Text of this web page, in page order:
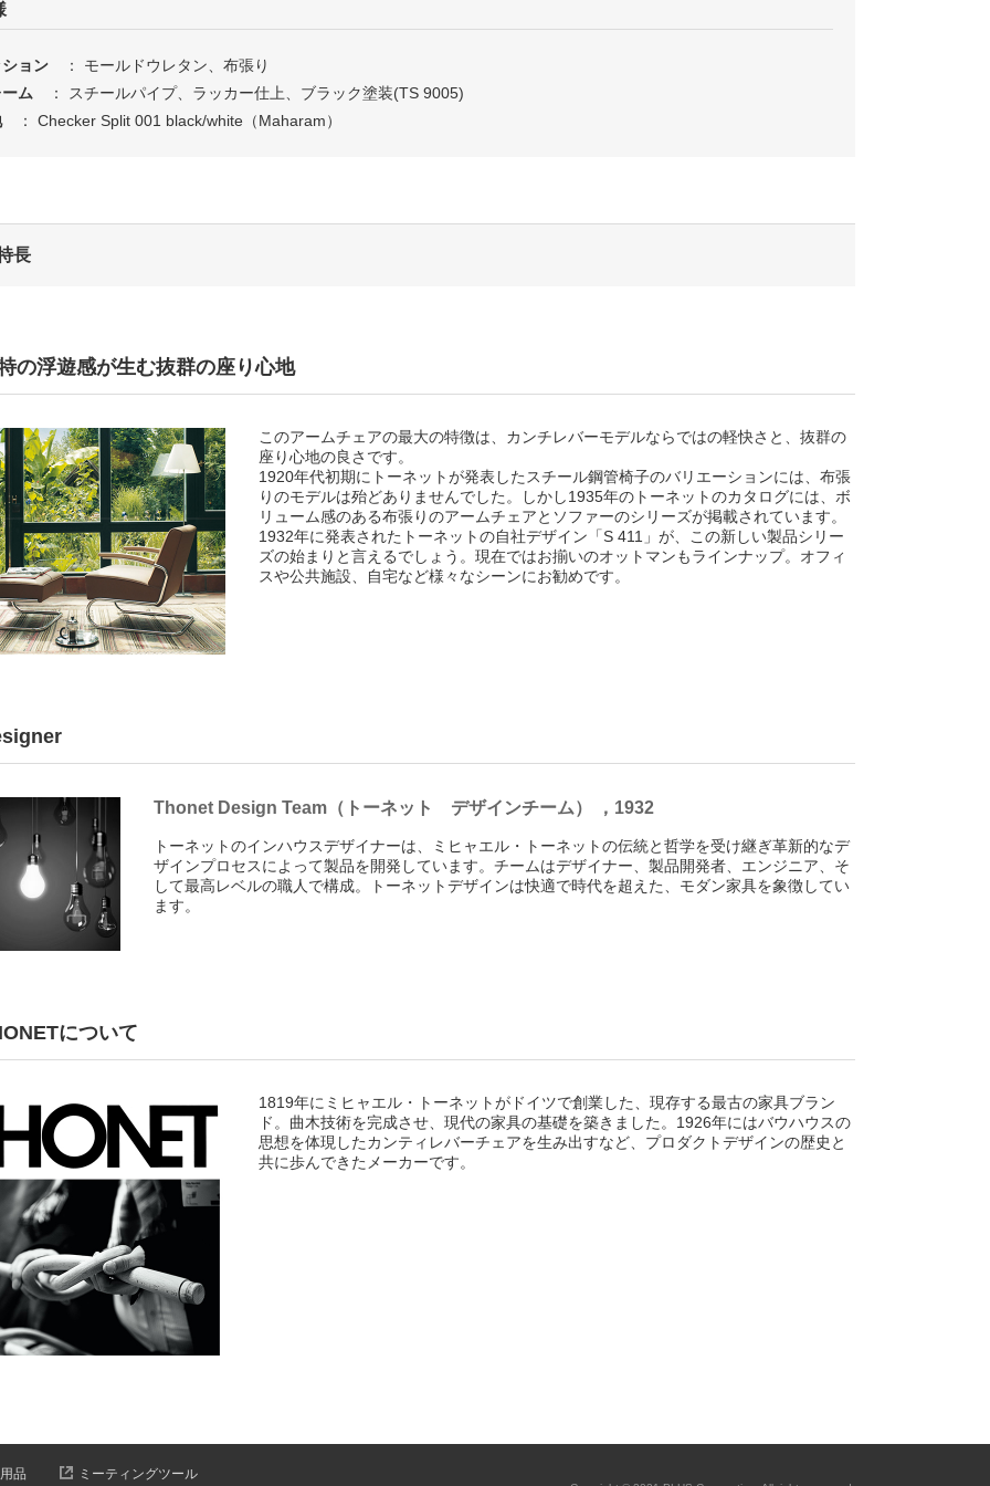
ョン
： モールドウレタン、布張り
ム
： スチールパイプ、ラッカー仕上、ブラック塗装(TS 9005)
： Checker Split 001 black/white（Maharam）
長
の浮遊感が生む抜群の座り心地
このアームチェアの最大の特徴は、カンチレバーモデルならではの軽快さと、抜群の
座り心地の良さです。
1920年代初期にトーネットが発表したスチール鋼管椅子のバリエーションには、布張
りのモデルは殆どありませんでした。しかし1935年のトーネットのカタログには、ボ
リューム感のある布張りのアームチェアとソファーのシリーズが掲載されています。
1932年に発表されたトーネットの自社デザイン「S 411」が、この新しい製品シリー
ズの始まりと言えるでしょう。現在ではお揃いのオットマンもラインナップ。オフィ
スや公共施設、自宅など様々なシーンにお勧めです。
Thonet Design Team（トーネット デザインチーム） ，1932
トーネットのインハウスデザイナーは、ミヒャエル・トーネットの伝統と哲学を受け継ぎ革新的なデ
ザインプロセスによって製品を開発しています。チームはデザイナー、製品開発者、エンジニア、そ
して最高レベルの職人で構成。トーネットデザインは快適で時代を超えた、モダン家具を象徴してい
ます。
について
1819年にミヒャエル・トーネットがドイツで創業した、現存する最古の家具ブラン
ド。曲木技術を完成させ、現代の家具の基礎を築きました。1926年にはバウハウスの
思想を体現したカンティレバーチェアを生み出すなど、プロダクトデザインの歴史と
共に歩んできたメーカーです。
品 ミーティングツール